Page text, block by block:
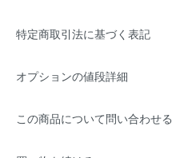
特定商取引法に基づく表記
オプションの値段詳細
この商品について問い合わせる